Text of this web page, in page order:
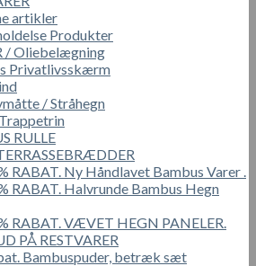
artikler
Produkter
/ Oliebelægning
Privatlivsskærm
/ Stråhegn
RULLE
RABAT. Ny Håndlavet Bambus Varer .
RABAT. Halvrunde Bambus Hegn
RABAT. VÆVET HEGN PANELER.
PÅ RESTVARER
Bambuspuder, betræk sæt